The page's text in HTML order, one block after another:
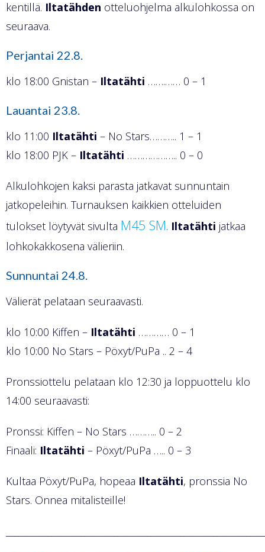
kentillä. Iltatähden otteluohjelma alkulohkossa on
seuraava.
Perjantai 22.8.
klo 18:00 Gnistan – Iltatähti …….…… 0 – 1
Lauantai 23.8.
klo 11:00 Iltatähti – No Stars……….. 1 – 1
klo 18:00 PJK – Iltatähti ……………….. 0 – 0
Alkulohkojen kaksi parasta jatkavat sunnuntain
jatkopeleihin. Turnauksen kaikkien otteluiden
tulokset löytyvät sivulta M45 SM. Iltatähti jatkaa
lohkokakkosena välieriin.
Sunnuntai 24.8.
Välierät pelataan seuraavasti.
klo 10:00 Kiffen – Iltatähti ………… 0 – 1
klo 10:00 No Stars – Pöxyt/PuPa .. 2 – 4
Pronssiottelu pelataan klo 12:30 ja loppuottelu klo
14:00 seuraavasti:
Pronssi: Kiffen – No Stars ……….. 0 – 2
Finaali: Iltatähti – Pöxyt/PuPa ….. 0 – 3
Kultaa Pöxyt/PuPa, hopeaa Iltatähti, pronssia No
Stars. Onnea mitalisteille!